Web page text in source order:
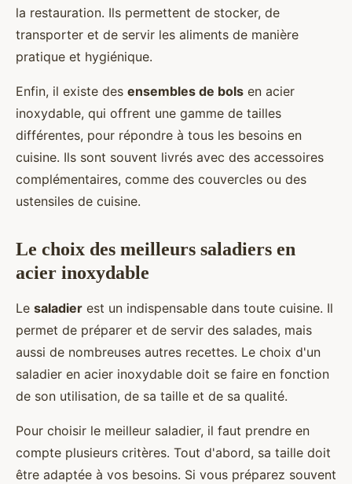
la restauration. Ils permettent de stocker, de
transporter et de servir les aliments de manière
pratique et hygiénique.
Enfin, il existe des ensembles de bols en acier
inoxydable, qui offrent une gamme de tailles
différentes, pour répondre à tous les besoins en
cuisine. Ils sont souvent livrés avec des accessoires
complémentaires, comme des couvercles ou des
ustensiles de cuisine.
Le choix des meilleurs saladiers en
acier inoxydable
Le saladier est un indispensable dans toute cuisine. Il
permet de préparer et de servir des salades, mais
aussi de nombreuses autres recettes. Le choix d'un
saladier en acier inoxydable doit se faire en fonction
de son utilisation, de sa taille et de sa qualité.
Pour choisir le meilleur saladier, il faut prendre en
compte plusieurs critères. Tout d'abord, sa taille doit
être adaptée à vos besoins. Si vous préparez souvent